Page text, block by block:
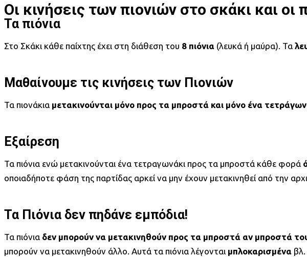
Οι κινήσεις των πιονιών στο σκάκι και οι
Τα πιόνια
Στο Σκάκι κάθε παίχτης έχει στη διάθεση του 8 πιόνια (λευκά ή μαύρα). Τα
Μαθαίνουμε τις κινήσεις των Πιονιών
Τα πιονάκια μετακινούνται μόνο προς τα μπροστά και μόνο ένα
Εξαίρεση
Τα πιόνια ενώ μετακινούνται ένα τετραγωνάκι προς τα μπροστά κάθε φορά
οποιαδήποτε φάση της παρτίδας αρκεί να μην έχουν μετακινηθεί από την
Τα Πιόνια δεν πηδάνε εμπόδια!
Τα πιόνια δεν μπορούν να μετακινηθούν προς τα μπροστά αν μπροστά
μπορούν να μετακινηθούν άλλο. Αυτά τα πιόνια λέγονται μπλοκαρισμένα